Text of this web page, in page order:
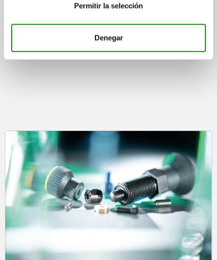
Permitir la selección
Denegar